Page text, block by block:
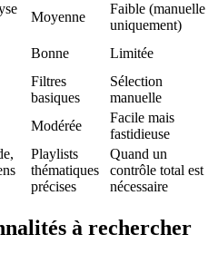
Moyenne
Faible (manuelle
uniquement)
Bonne
Limitée
Filtres
basiques
Sélection
manuelle
Modérée
Facile mais
fastidieuse
Playlists
thématiques
précises
Quand un
contrôle total est
nécessaire
à rechercher